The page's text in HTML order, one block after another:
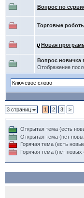
Вопрос по
Торговые роботы
Новая
Вопрос новичка
Отображение
3 страниц 1 2 3 >
Открытая тема (есть
Открытая тема (нет
Горячая тема (есть
Горячая тема (нет новых